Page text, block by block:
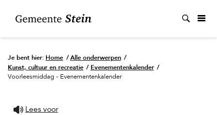
Je bent hier: Home / Alle onderwerpen /
Kunst, cultuur en recreatie / Evenementenkalender /
Voorleesmiddag - Evenementenkalender
Lees voor